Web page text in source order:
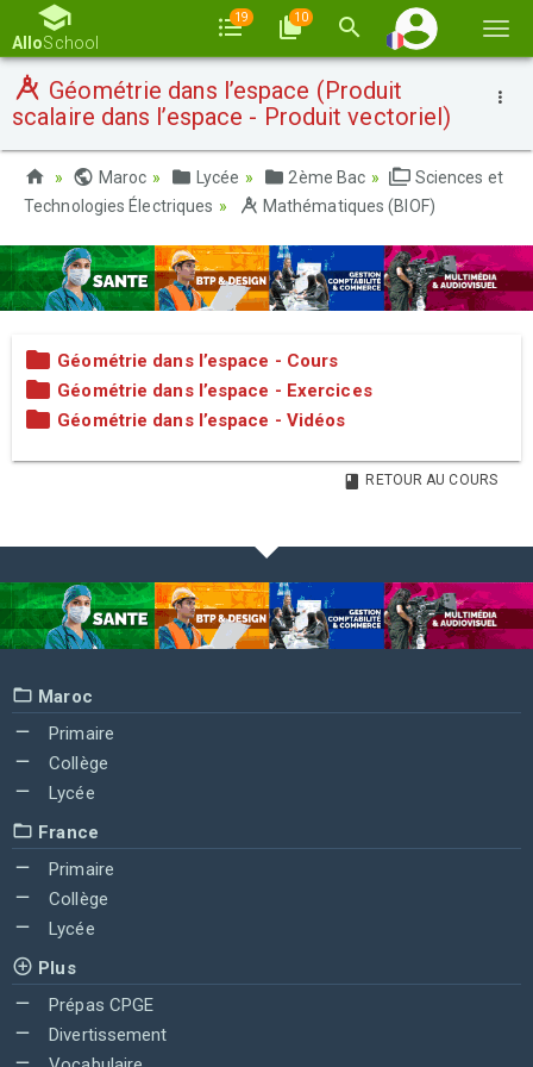
la
AlloSchool
19 10
Géométrie dans l’espace (Produit
scalaire dans l’espace - Produit vectoriel)
Maroc Lycée 2ème Bac
Sciences et
Technologies Électriques
Mathématiques (BIOF)
Géométrie dans l’espace - Cours
Géométrie dans l’espace - Exercices
Géométrie dans l’espace - Vidéos
RETOUR AU COURS
Maroc
Primaire
Collège
Lycée
France
Primaire
Collège
Lycée
Plus
Prépas CPGE
Divertissement